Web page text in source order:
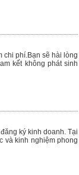
chi phí.Bạn sẽ hài lòng
kết không phát sinh
ký kinh doanh. Tại
và kinh nghiệm phong